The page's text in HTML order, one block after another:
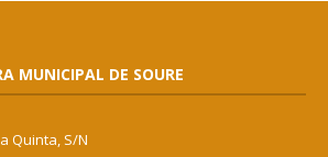
MUNICIPAL DE SOURE
Quinta, S/N